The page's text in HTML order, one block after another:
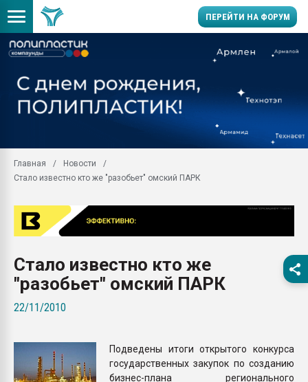
ПЕРЕЙТИ НА ФОРУМ
заводу пластмасс"
28.07.2026
пластмасс
28.07.2026
ПЕРЕЙТИ НА
Главная
Новости
Стало известно кто же "разобьет" омский ПАРК
Стало известно кто же
"разобьет" омский ПАРК
22/11/2010
Подведены итоги открытого конкурса
государственных закупок по созданию
бизнес-плана регионального